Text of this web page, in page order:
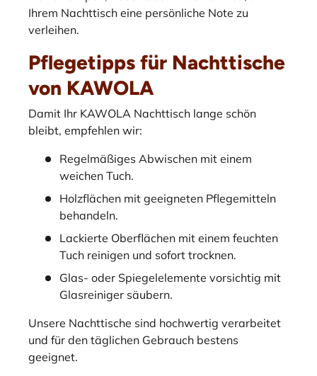
Ihrem Nachttisch eine persönliche Note zu
verleihen.
Pflegetipps für Nachttische
von KAWOLA
Damit Ihr KAWOLA Nachttisch lange schön
bleibt, empfehlen wir:
Regelmäßiges Abwischen mit einem
weichen Tuch.
Holzflächen mit geeigneten Pflegemitteln
behandeln.
Lackierte Oberflächen mit einem feuchten
Tuch reinigen und sofort trocknen.
Glas- oder Spiegelelemente vorsichtig mit
Glasreiniger säubern.
Unsere Nachttische sind hochwertig verarbeitet
und für den täglichen Gebrauch bestens
geeignet.